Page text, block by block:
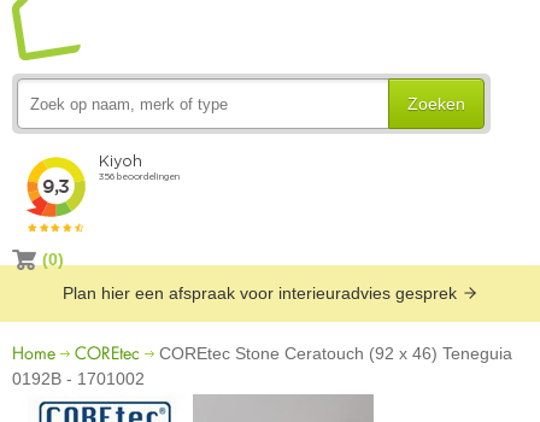
Zoeken
(0)
Plan hier een afspraak voor interieuradvies gesprek
Home COREtec
COREtec Stone Ceratouch (92 x 46) Teneguia
0192B - 1701002